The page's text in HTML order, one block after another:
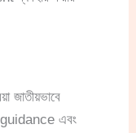
জাতীয়ভাবে
guidance এবং